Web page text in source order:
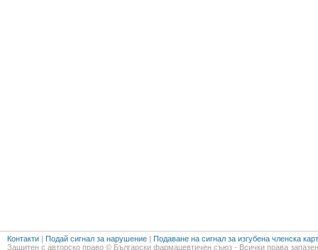
Контакти | Подай сигнал за нарушение | Подаване на сигнал за изгубена членска
Защитен с авторско право © Български фармацевтичен съюз - Всички права